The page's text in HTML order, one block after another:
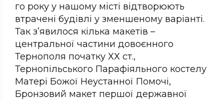
го року у нашому місті відтворюють
втрачені будівлі у зменшеному варіанті.
Так з’явилося кілька макетів –
центральної частини довоєнного
Тернополя початку ХХ ст.,
Тернопільського Парафіяльного костелу
Матері Божої Неустанної Помочі,
Бронзовий макет першої державної